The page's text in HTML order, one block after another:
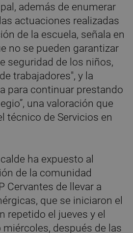
además de enumerar
actuaciones realizadas
de la escuela, señala en
no se pueden garantizar
seguridad de los niños,
trabajadores", y la
para continuar prestando
una valoración que
técnico de Servicios en
ha expuesto al
de la comunidad
Cervantes de llevar a
que se iniciaron el
repetido el jueves y el
después de las